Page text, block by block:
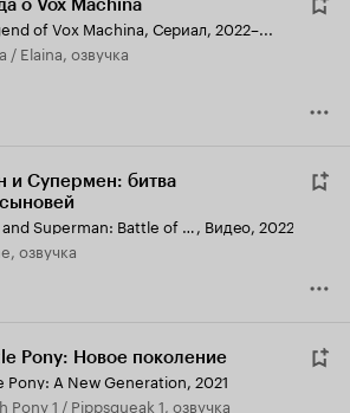
о Vox Machina
of Vox Machina, Сериал, 2022–...
/ Elaina, озвучка
и Супермен: битва
Batman and Superman: Battle of the Super Sons, Видео, 2022
озвучка
Pony: Новое поколение
Pony: A New Generation, 2021
Pony 1 / Pippsqueak 1, озвучка